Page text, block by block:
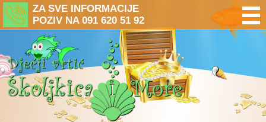
ZA SVE INFORMACIJE
POZIV NA 091 620 51 92